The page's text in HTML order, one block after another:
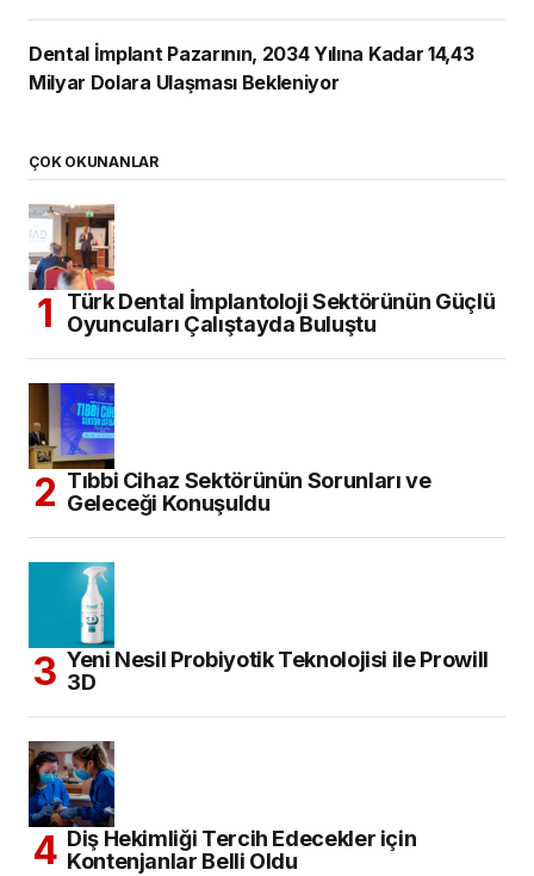
Dental İmplant Pazarının, 2034 Yılına Kadar 14,43
Milyar Dolara Ulaşması Bekleniyor
ÇOK OKUNANLAR
Türk Dental İmplantoloji Sektörünün Güçlü
Oyuncuları Çalıştayda Buluştu
Tıbbi Cihaz Sektörünün Sorunları ve
Geleceği Konuşuldu
Yeni Nesil Probiyotik Teknolojisi ile Prowill
3D
Diş Hekimliği Tercih Edecekler için
Kontenjanlar Belli Oldu